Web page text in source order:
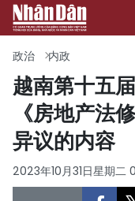
政治 内政
越南第十五
《房地产法
异议的内容
2023年10月31日星期二